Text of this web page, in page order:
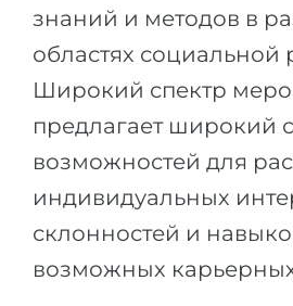
ЗАПИСАТЬСЯ НА
знаний и методов в
областях социальной
Широкий спектр
предлагает широкий
возможностей для
индивидуальных
склонностей и
возможных